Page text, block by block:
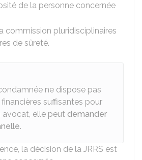
de la personne concernée
commission pluridisciplinaires
de sûreté.
ne dispose pas
suffisantes pour
avocat, elle peut demander
.
la décision de la JRRS est